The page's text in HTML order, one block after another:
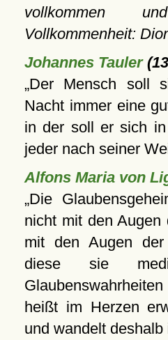
vollkommen
Vollkommenheit:
Johannes Tauler
Der Mensch soll
Nacht immer eine
in der soll er sich
jeder nach seiner
Alfons Maria von
Die
nicht mit den Augen
mit den Augen
diese sie
heißt im Herzen
und wandelt